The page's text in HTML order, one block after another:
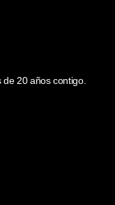
de 20 años contigo.